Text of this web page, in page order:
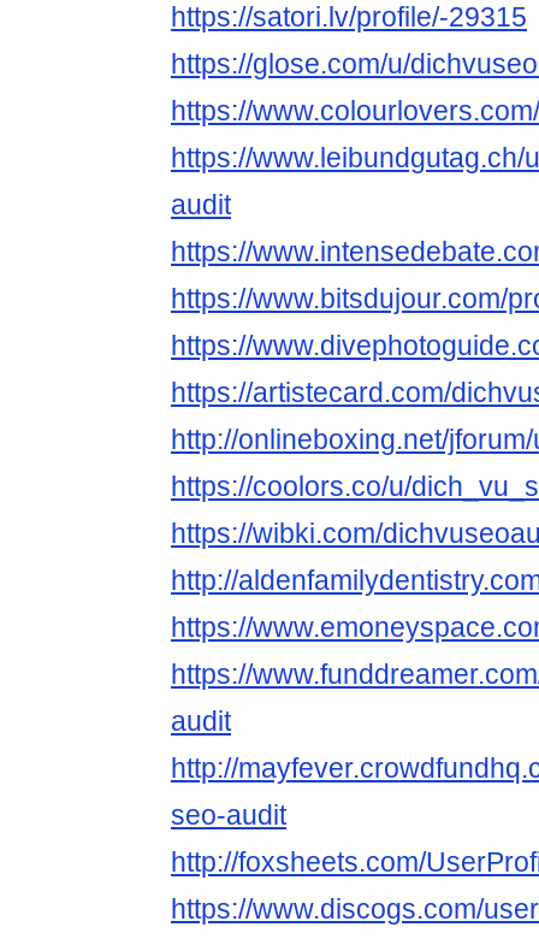
https://satori.lv/profile/-29315
https://glose.com/u/
https://
https://
audit
https://
https://www.bitsdujour.com/
https://
https://artistecard.com/
http://onlineboxing.net/
https://coolors.co/u/
https://wibki.com/
http://
https://
https://
audit
http://
seo-audit
http://foxsheets.com/
https://www.discogs.com/